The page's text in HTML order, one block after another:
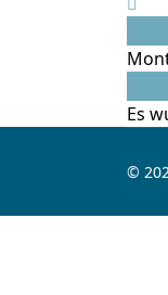
Es
©